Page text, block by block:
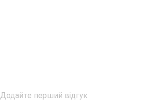
Додайте перший відгук